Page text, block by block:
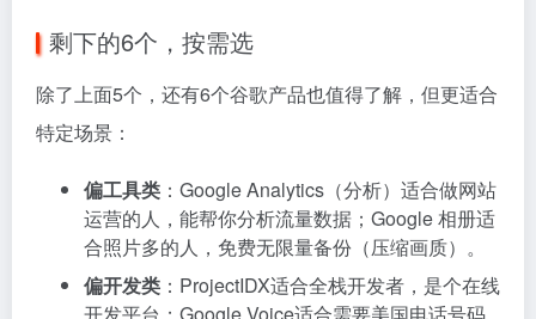
剩下的6个，按需选
除了上面5个，还有6个谷歌产品也值得了解，但更适合
特定场景：
偏工具类 ：Google Analytics（分析）适合做网站
运营的人，能帮你分析流量数据；Google 相册适
合照片多的人，免费无限量备份（压缩画质）。
偏开发类 ：ProjectIDX适合全栈开发者，是个在线